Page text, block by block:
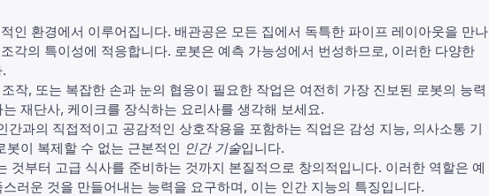
인 환경에서 이루어집니다. 배관공은 모든 집에서 독특한 파이프 레이아웃을 만나
각의 특이성에 적응합니다. 로봇은 예측 가능성에서 번성하므로, 이러한 다양한
작, 또는 복잡한 손과 눈의 협응이 필요한 작업은 여전히 가장 진보된 로봇의 능력
재단사, 케이크를 장식하는 요리사를 생각해 보세요.
간과의 직접적이고 공감적인 상호작용을 포함하는 직업은 감성 지능, 의사소통 기
이 복제할 수 없는 근본적인 인간 기술입니다.
것부터 고급 식사를 준비하는 것까지 본질적으로 창의적입니다. 이러한 역할은 예
러운 것을 만들어내는 능력을 요구하며, 이는 인간 지능의 특징입니다.